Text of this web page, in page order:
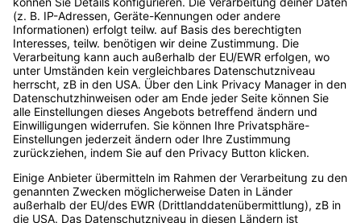
Wie kann ich mich als Teilnehmer:in
aktiv beteiligen, Fragen stellen oder
Diskussionen führen?
Teilnehmende Unternehmen
Folgende Unternehmen sind mit dabei: